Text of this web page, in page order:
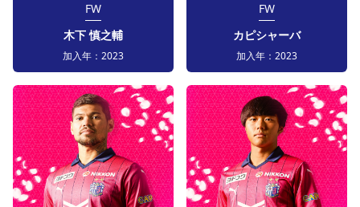
FW
木下 慎之輔
加入年： 2023
FW
カピシャーバ
加入年： 2023